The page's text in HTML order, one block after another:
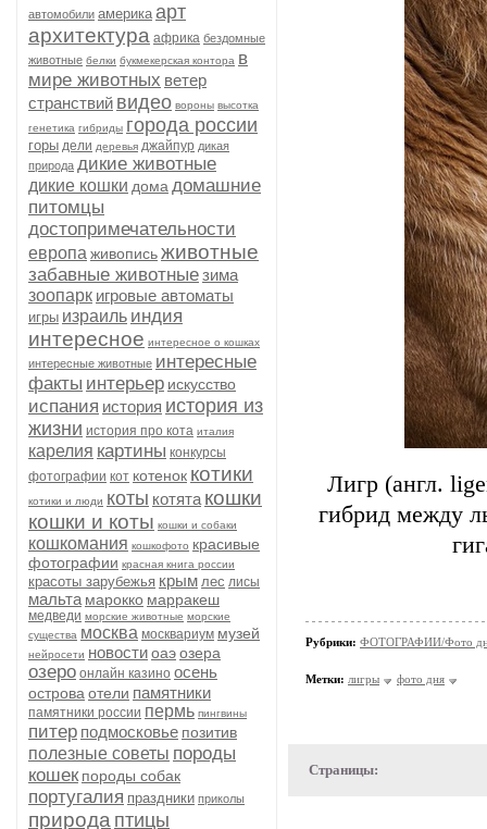
автомобили америка арт
архитектура африка бездомные
животные белки букмекерская контора в
мире животных ветер
странствий видео вороны высотка
генетика гибриды города россии
горы дели деревья джайпур дикая
природа дикие животные
дикие кошки дома домашние
питомцы
достопримечательности
европа живописьживотные
забавные животныезима
зоопарк игровые автоматы
игры израиль индия
интересное интересное о кошках
интересные животные интересные
факты интерьер искусство
испания история история из
жизни история про кота италия
карелия картины конкурсы
фотографии кот котенок котики
котики и люди коты котята кошки
кошки и коты кошки и собаки
кошкомания кошкофото красивые
фотографии красная книга россии
красоты зарубежья крым лес лисы
мальта марокко марракеш
медведи морские животные морские
существа москва москвариум музей
нейросети новостиоаэозера
озеро онлайн казино осень
острова отели памятники
памятники россии пермь пингвины
питер подмосковье позитив
полезные советы породы
кошек породы собак
португалия праздники приколы
природа птицы
Лигр (англ.
гибрид между
Рубрики: ФОТОГРАФИИ/Фото
Метки: лигры фото дня
Страницы: